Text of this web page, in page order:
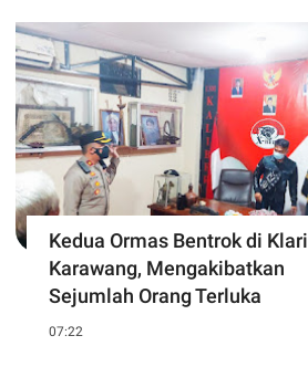
Kedua Ormas Bentrok di Klari
Karawang, Mengakibatkan
Sejumlah Orang Terluka
07:22